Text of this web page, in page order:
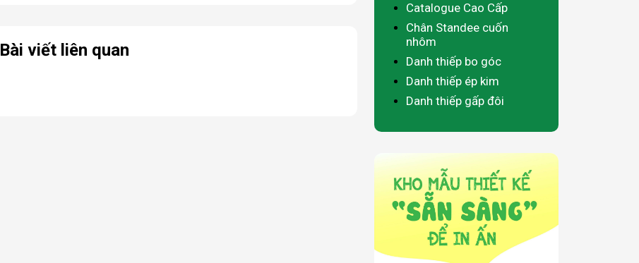
Bài viết liên quan
Catalogue Cao Cấp
Chân Standee cuốn
nhôm
Danh thiếp bo góc
Danh thiếp ép kim
Danh thiếp gấp đôi